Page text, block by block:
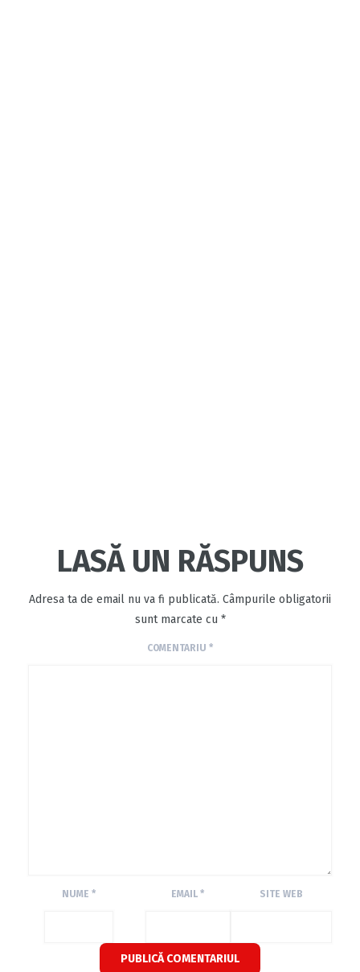
LASĂ UN RĂSPUNS
Adresa ta de email nu va fi publicată. Câmpurile obligatorii
sunt marcate cu *
COMENTARIU *
NUME * EMAIL* SITE WEB